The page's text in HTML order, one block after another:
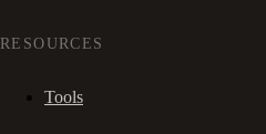
RESOURCES
Tools